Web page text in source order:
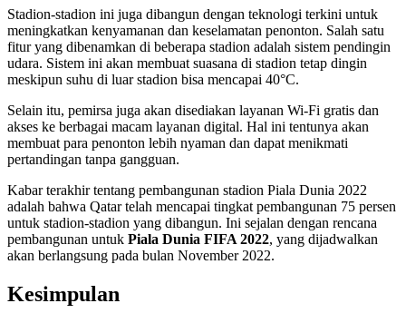
Stadion-stadion ini juga dibangun dengan teknologi terkini untuk
meningkatkan kenyamanan dan keselamatan penonton. Salah satu
fitur yang dibenamkan di beberapa stadion adalah sistem pendingin
udara. Sistem ini akan membuat suasana di stadion tetap dingin
meskipun suhu di luar stadion bisa mencapai 40°C.
Selain itu, pemirsa juga akan disediakan layanan Wi-Fi gratis dan
akses ke berbagai macam layanan digital. Hal ini tentunya akan
membuat para penonton lebih nyaman dan dapat menikmati
pertandingan tanpa gangguan.
Kabar terakhir tentang pembangunan stadion Piala Dunia 2022
adalah bahwa Qatar telah mencapai tingkat pembangunan 75 persen
untuk stadion-stadion yang dibangun. Ini sejalan dengan rencana
pembangunan untuk Piala Dunia FIFA 2022, yang dijadwalkan
akan berlangsung pada bulan November 2022.
Kesimpulan